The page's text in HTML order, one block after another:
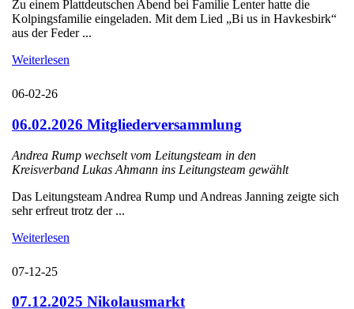
Zu einem Plattdeutschen Abend bei Familie Lenter hatte die
Kolpingsfamilie eingeladen. Mit dem Lied „Bi us in Havkesbirk“
aus der Feder ...
Weiterlesen
06-02-26
06.02.2026 Mitgliederversammlung
Andrea Rump wechselt vom Leitungsteam in den
Kreisverband Lukas Ahmann ins Leitungsteam gewählt
Das Leitungsteam Andrea Rump und Andreas Janning zeigte sich
sehr erfreut trotz der ...
Weiterlesen
07-12-25
07.12.2025 Nikolausmarkt